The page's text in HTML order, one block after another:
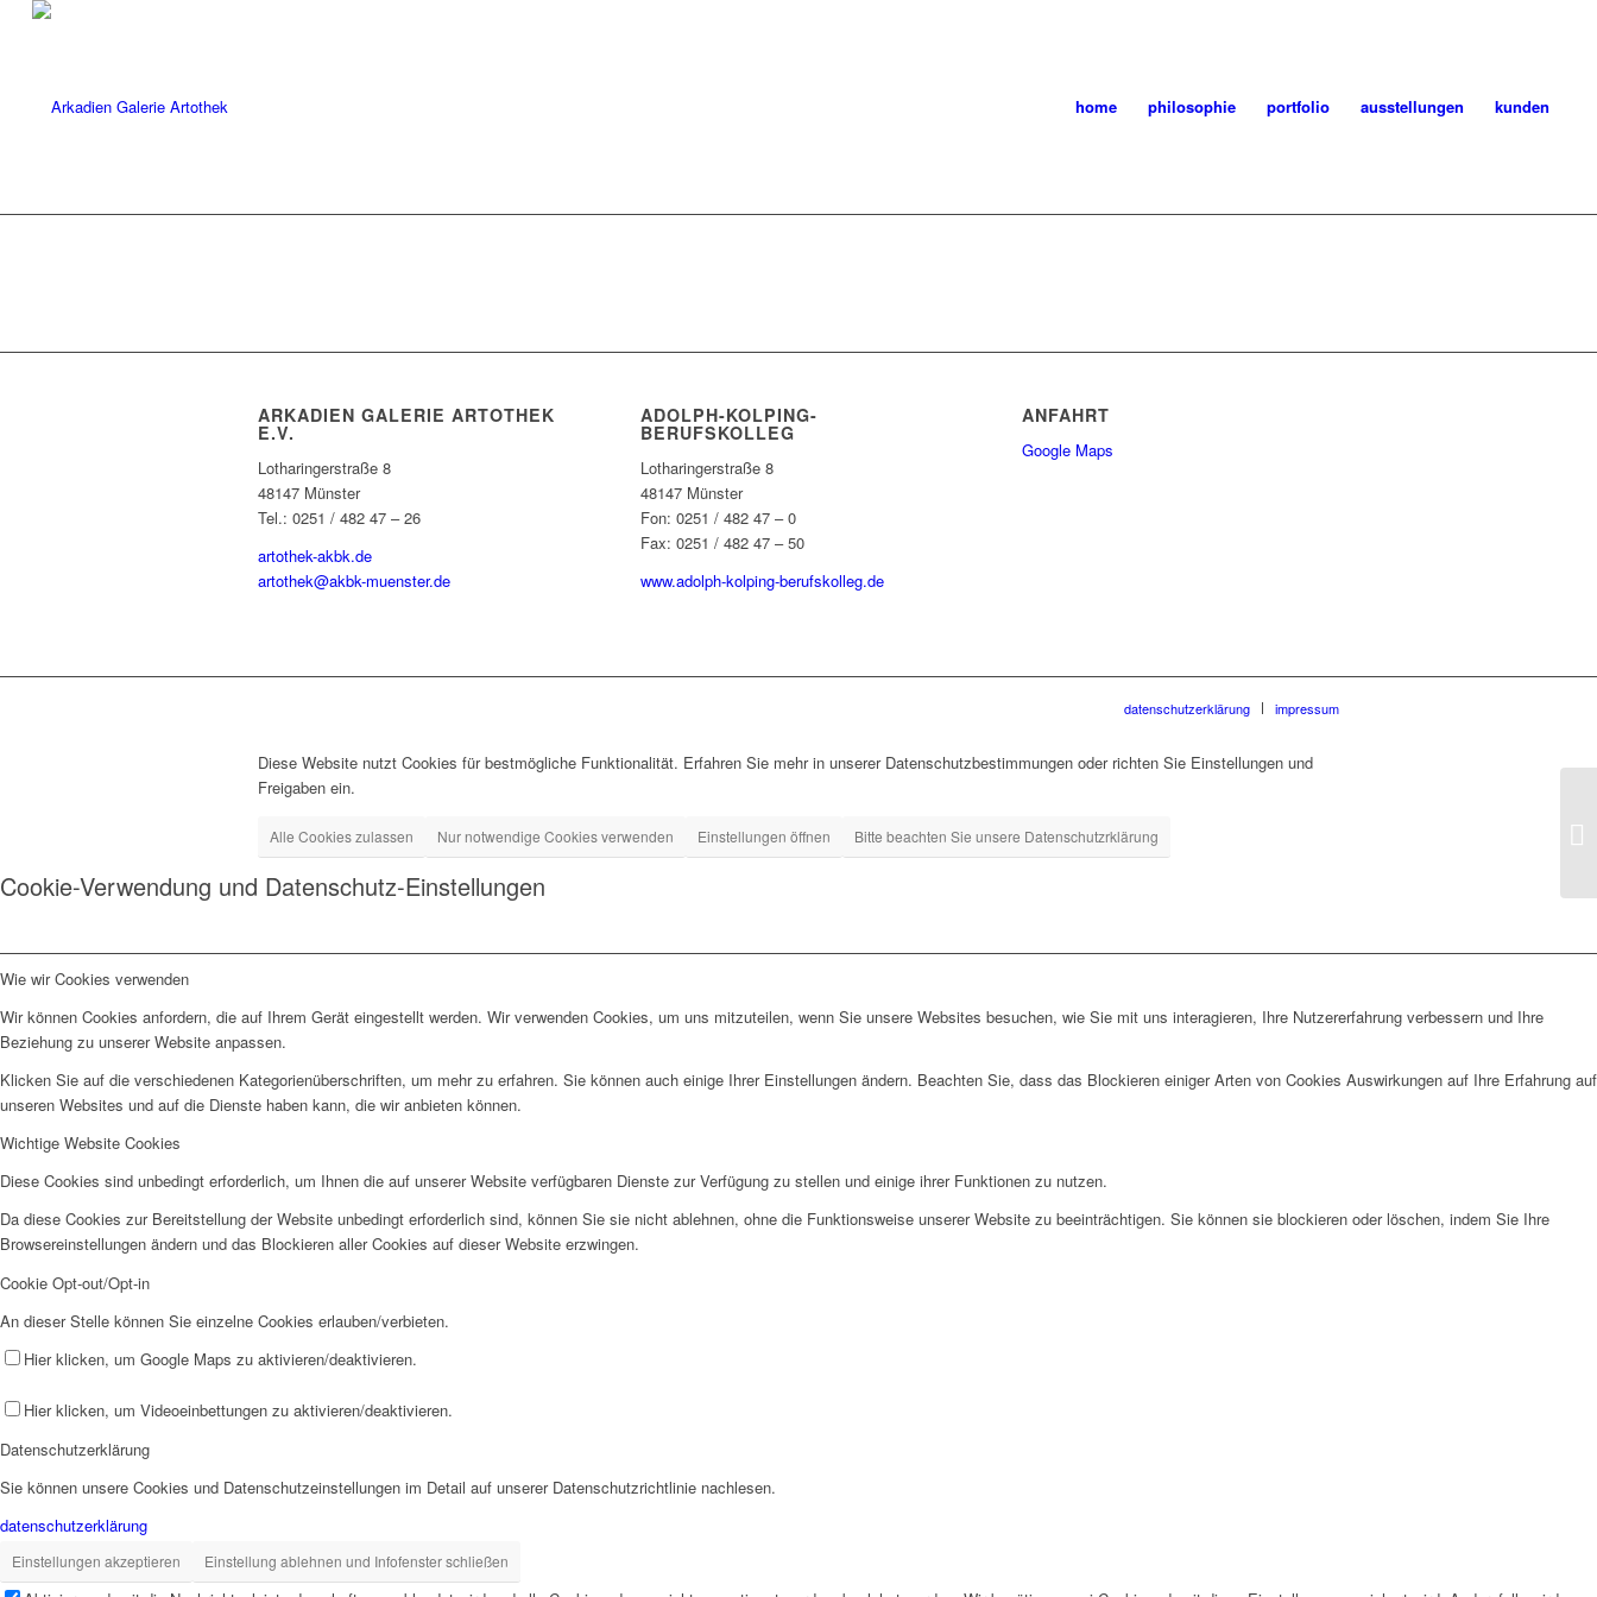
home philosophie portfolio ausstellungen kunden
ARKADIEN GALERIE ARTOTHEK
E.V.
Lotharingerstraße 8
48147 Münster
Tel.: 0251 / 482 47 – 26
artothek-akbk.de
artothek@akbk-muenster.de
ADOLPH-KOLPING-
BERUFSKOLLEG
Lotharingerstraße 8
48147 Münster
Fon: 0251 / 482 47 – 0
Fax: 0251 / 482 47 – 50
www.adolph-kolping-berufskolleg.de
ANFAHRT
Google Maps
datenschutzerklärung impressum
Diese Website nutzt Cookies für bestmögliche Funktionalität. Erfahren Sie mehr in unserer Datenschutzbestimmungen oder richten Sie Einstellungen und
Freigaben ein.
Alle Cookies zulassen Nur notwendige Cookies verwenden Einstellungen öffnen Bitte beachten Sie unsere Datenschutzrklärung
Cookie-Verwendung und Datenschutz-Einstellungen
Wie wir Cookies verwenden
Wir können Cookies anfordern, die auf Ihrem Gerät eingestellt werden. Wir verwenden Cookies, um uns mitzuteilen, wenn Sie unsere Websites besuchen, wie Sie mit uns interagieren, Ihre Nutzererfahrung verbessern und Ihre
Beziehung zu unserer Website anpassen.
Klicken Sie auf die verschiedenen Kategorienüberschriften, um mehr zu erfahren. Sie können auch einige Ihrer Einstellungen ändern. Beachten Sie, dass das Blockieren einiger Arten von Cookies Auswirkungen auf Ihre Erfahrung auf
unseren Websites und auf die Dienste haben kann, die wir anbieten können.
Wichtige Website Cookies
Diese Cookies sind unbedingt erforderlich, um Ihnen die auf unserer Website verfügbaren Dienste zur Verfügung zu stellen und einige ihrer Funktionen zu nutzen.
Da diese Cookies zur Bereitstellung der Website unbedingt erforderlich sind, können Sie sie nicht ablehnen, ohne die Funktionsweise unserer Website zu beeinträchtigen. Sie können sie blockieren oder löschen, indem Sie Ihre
Browsereinstellungen ändern und das Blockieren aller Cookies auf dieser Website erzwingen.
Cookie Opt-out/Opt-in
An dieser Stelle können Sie einzelne Cookies erlauben/verbieten.
Hier klicken, um Google Maps zu aktivieren/deaktivieren.
Hier klicken, um Videoeinbettungen zu aktivieren/deaktivieren.
Datenschutzerklärung
Sie können unsere Cookies und Datenschutzeinstellungen im Detail auf unserer Datenschutzrichtlinie nachlesen.
datenschutzerklärung
Einstellungen akzeptieren Einstellung ablehnen und Infofenster schließen